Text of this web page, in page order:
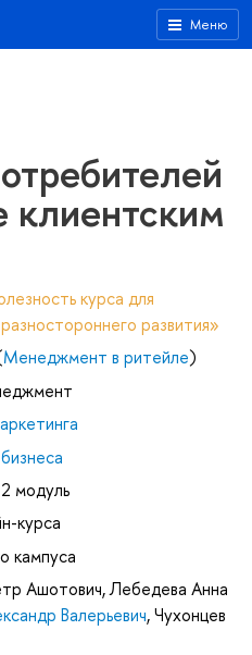
Меню
клиентским
курса для
развития»
Менеджмент в ритейле)
модуль
курса
кампуса
Ашотович,Лебедева Анна
Валерьевич,Чухонцев